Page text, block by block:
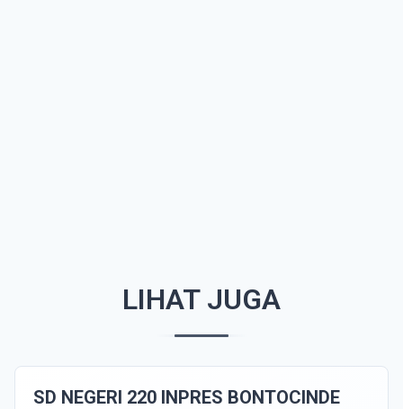
LIHAT JUGA
SD NEGERI 220 INPRES BONTOCINDE